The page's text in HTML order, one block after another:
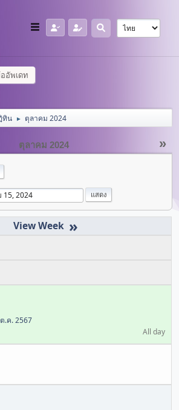
อัพเดท
ทิน ► ตุลาคม 2024
»
ตุลาคม 2024
»
.ค. 2567
All day